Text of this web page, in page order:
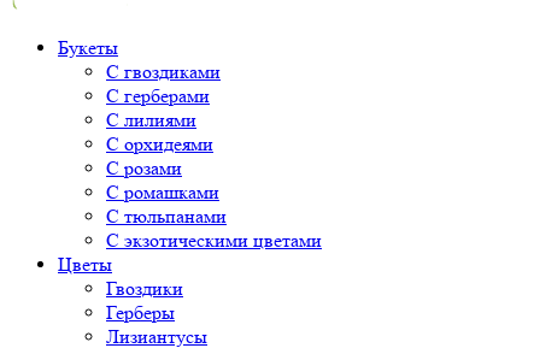
Букеты
С гвоздиками
С герберами
С лилиями
С орхидеями
С розами
С ромашками
С тюльпанами
С экзотическими цветами
Цветы
Гвоздики
Герберы
Лизиантусы